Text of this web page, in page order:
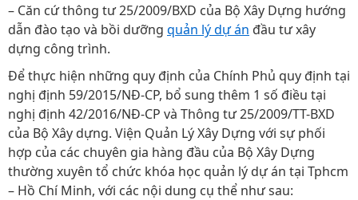
– Căn cứ thông tư 25/2009/BXD của Bộ Xây Dựng hướng
dẫn đào tạo và bồi dưỡng quản lý dự án đầu tư xây
dựng công trình.
Để thực hiện những quy định của Chính Phủ quy định tại
nghị định 59/2015/NĐ-CP, bổ sung thêm 1 số điều tại
nghị định 42/2016/NĐ-CP và Thông tư 25/2009/TT-BXD
của Bộ Xây dựng. Viện Quản Lý Xây Dựng với sự phối
hợp của các chuyên gia hàng đầu của Bộ Xây Dựng
thường xuyên tổ chức khóa học quản lý dự án tại Tphcm
– Hồ Chí Minh, với các nội dung cụ thể như sau: